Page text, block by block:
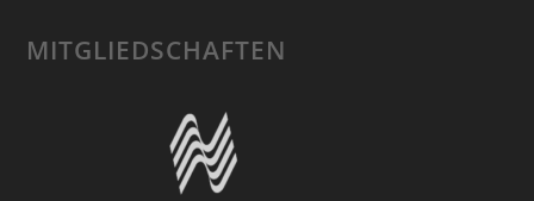
MITGLIEDSCHAFTEN